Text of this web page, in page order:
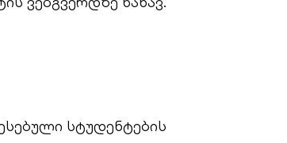
სტუდენტების